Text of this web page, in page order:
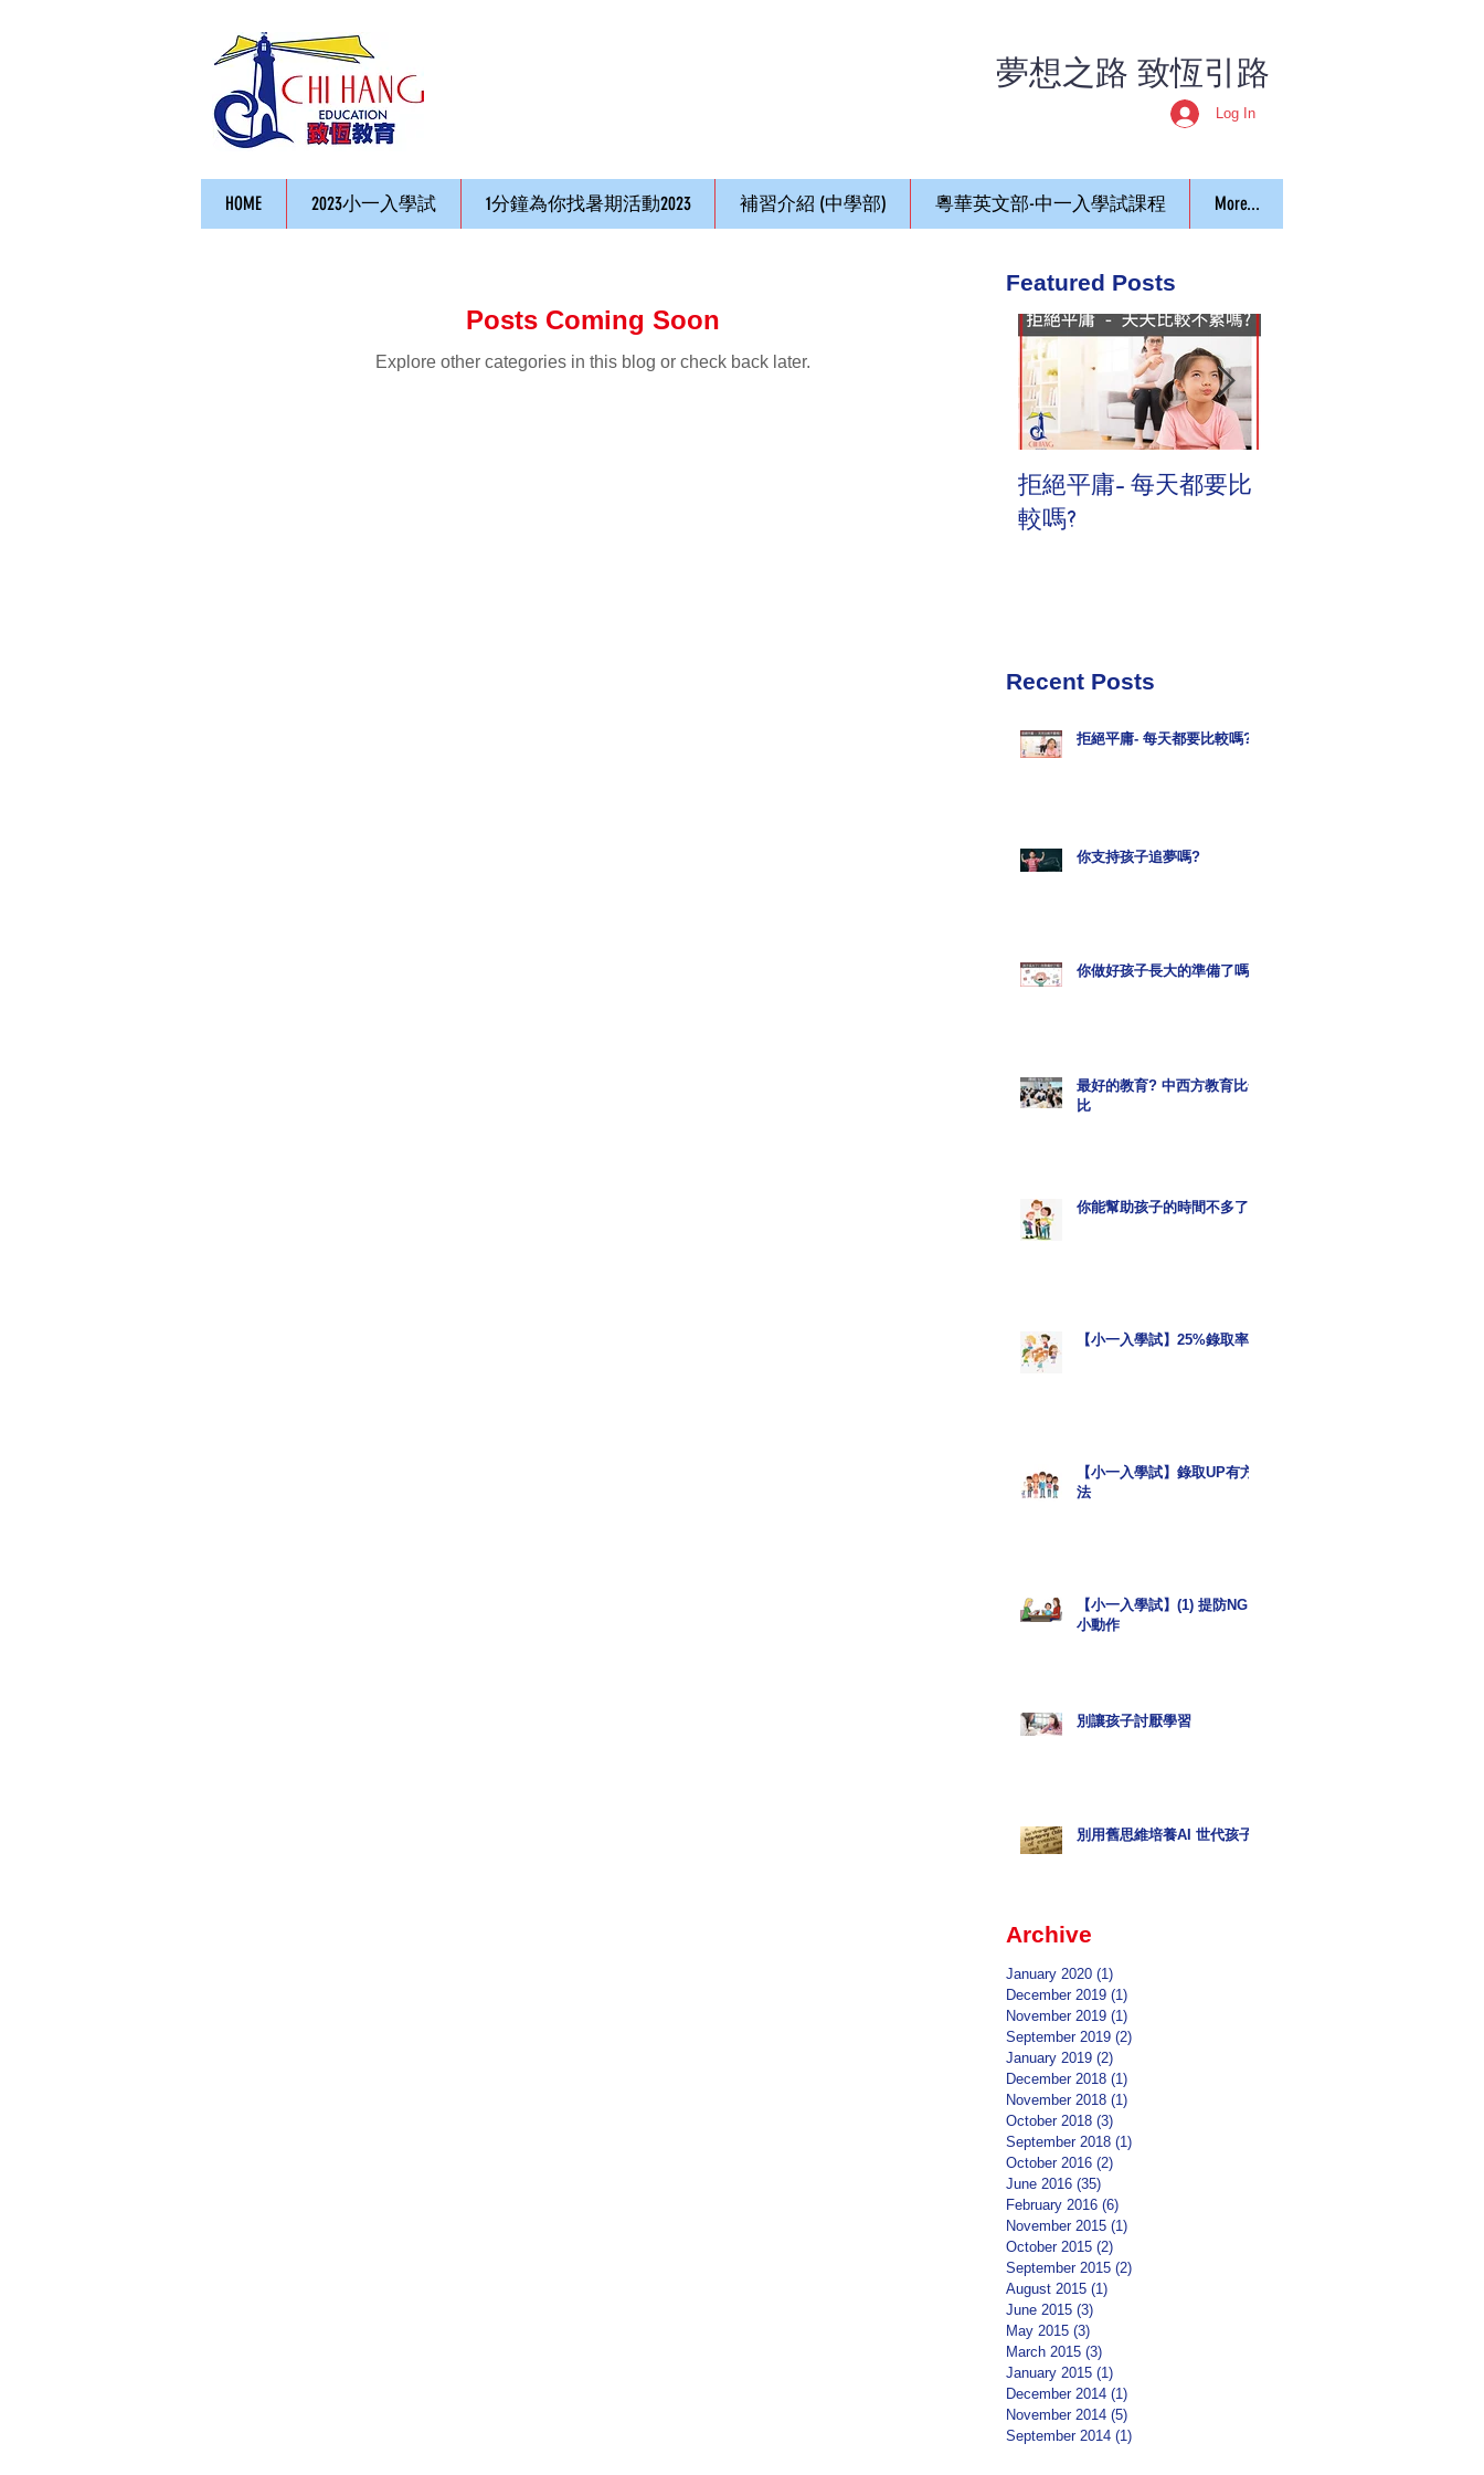
​夢想之路 致恆引路
Log In
HOME 2023小一入學試 1分鐘為你找暑期活動2023 補習介紹 (中學部) 粵華英文部-中一入學試課程 More...
Posts Coming Soon
Explore other categories in this blog or check back later.
Featured Posts
拒絕平庸- 每天都要比
較嗎?
Recent Posts
拒絕平庸- 每天都要比較嗎?
你支持孩子追夢嗎?
你做好孩子長大的準備了嗎?
最好的教育? 中西方教育比一
比
你能幫助孩子的時間不多了
【小一入學試】25%錄取率?
【小一入學試】錄取UP有方
法
【小一入學試】(1) 提防NG
小動作
別讓孩子討厭學習
別用舊思維培養AI 世代孩子
Archive
January 2020 (1)
December 2019 (1)
November 2019 (1)
September 2019 (2)
January 2019 (2)
December 2018 (1)
November 2018 (1)
October 2018 (3)
September 2018 (1)
October 2016 (2)
June 2016 (35)
February 2016 (6)
November 2015 (1)
October 2015 (2)
September 2015 (2)
August 2015 (1)
June 2015 (3)
May 2015 (3)
March 2015 (3)
January 2015 (1)
December 2014 (1)
November 2014 (5)
September 2014 (1)